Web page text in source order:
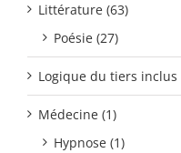
Littérature (63)
Poésie (27)
Logique du tiers
Médecine (1)
Hypnose (1)